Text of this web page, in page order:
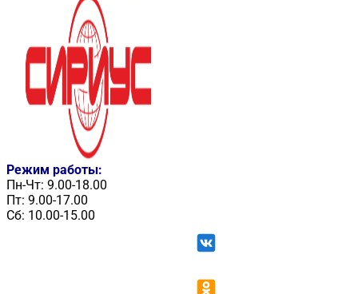
Режим работы:
Пн-Чт: 9.00-18.00
Пт: 9.00-17.00
Сб: 10.00-15.00